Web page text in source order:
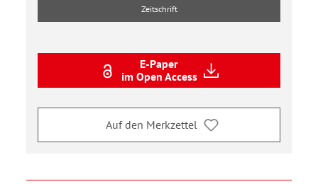
Zeitschrift
E-Paper
im Open Access
Auf den Merkzettel